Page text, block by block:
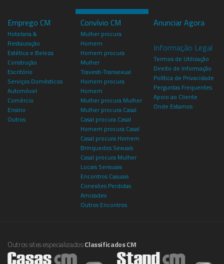
Emprego CM
Hotelaria &
Restauração
Estética e Beleza
Construção
Escritório
Serviços Domésticos
Automóvel
Comércio
Ensino
Outros
Convívio CM
Mulher procura
Homem
Homem procura
Mulher
Travesti-Transexual
Homem procura
Homem
Mulher procura Mulher
Mulher procura Casal
Casal procura Casal
Homem procura Casal
Casal procura Homem
Brinquedos Sexuais
Casal procura Mulher
Locais Sensuais
Encontros Casuais
Conexões Perdidas
Amizades
Outros Encontros
Anunciar Agora
Informação Legal
Termos de Utilização
Direito de Informação
Política de Privacidade
Perguntas Frequentes
Apoio ao Cliente
Onde Estamos
Outros sites especializadosClassificados CM